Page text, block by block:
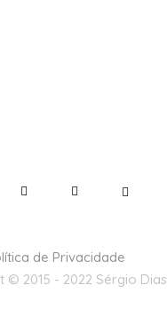
de Privacidade
© 2015 - 2022 Sérgio Dias